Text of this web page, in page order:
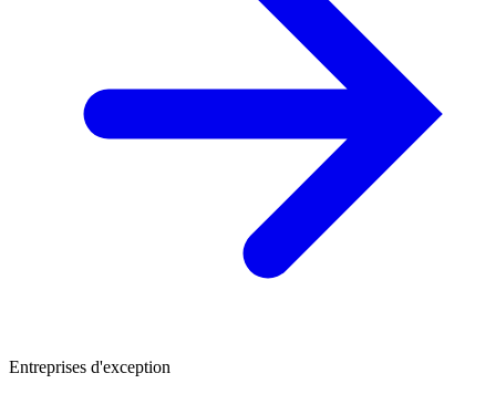
Entreprises d'exception